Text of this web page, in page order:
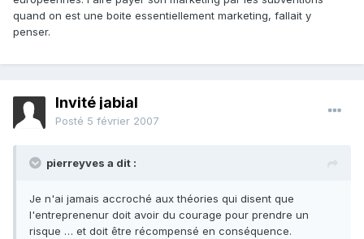
quand on est une boite essentiellement marketing, fallait y
penser.
Invité jabial
Posté 5 février 2007
pierreyves a dit :
Je n'ai jamais accroché aux théories qui disent que
l'entreprenenur doit avoir du courage pour prendre un
risque … et doit être récompensé en conséquence.